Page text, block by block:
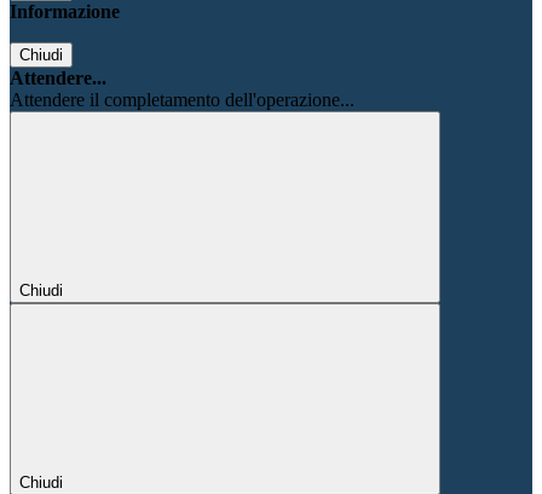
Informazione
Chiudi
Attendere...
Attendere il completamento dell'operazione...
Chiudi
Chiudi